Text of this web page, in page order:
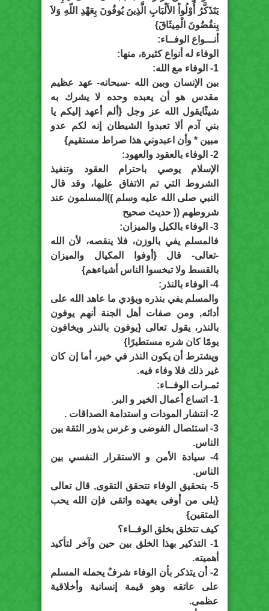
يَتَذَكَّرُ أُوْلُواْ الأَلْبَابِ الَّذِينَ يُوفُونَ بِعَهْدِ اللّهِ وَلاَ
يِنقُضُونَ الْمِيثَاقَ}
أنـــواع الوفــاء:
الوفاء له أنواع كثيرة، منها:
1- الوفاء مع الله:
بين الإنسان وبين الله -سبحانه- عهد عظيم
مقدس هو أن يعبده وحده لا يشرك به
شيئًايقول الله عز وجل {ألم أعهد إليكم يا
بني آدم ألا تعبدوا الشيطان إنه لكم عدو
مبين * وأن اعبدوني هذا صراط مستقيم}
2- الوفاء بالعقود والعهود:
الإسلام يوصي باحترام العقود وتنفيذ
الشروط التي تم الاتفاق عليها، وقد قال
النبي صلى الله عليه وسلم ))المسلمون عند
شروطهم (( حديث صحيح
3- الوفاء بالكيل والميزان:
فالمسلم يفي بالوزن، فلا ينقصه، لأن الله
-تعالى- قال {أوفوا المكيال والميزان
بالقسط ولا تبخسوا الناس أشياءهم}
4- الوفاء بالنذر:
والمسلم يفي بنذره ويؤدي ما عاهد الله على
أدائه, ومن صفات أهل الجنة أنهم يوفون
بالنذر، يقول تعالى {يوفون بالنذر ويخافون
يومًا كان شره مستطيرًا}
ويشترط أن يكون النذر في خير، أما إن كان
غير ذلك فلا وفاء فيه.
ثمـرات الوفــاء:
1- اتساع أعمال الخير و البر.
2- انتشار المودات و استدامة الصداقات .
3- استئصال الفوضى و غرس بذور الثقة بين
الناس.
4- سيادة الأمن و الاستقرار النفسي بين
الناس.
5- بتحقيق الوفاء تتحقق التقوى, قال تعالى
{بلى من أوفى بعهده واتقى فإن الله يحب
المتقين}
كيف تتخلق بخلق الوفــاء؟
1- التذكير بهذا الخلق بين حين وآخر لتأكيد
أهميته.
2- أن يتذكر بأن الوفاء شرفٌ يحمله المسلم
على عاتقه وهو قيمة إنسانية وأخلاقية
عظمى.